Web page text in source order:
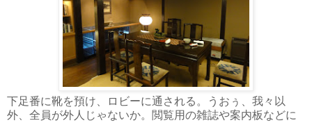
下足番に靴を預け、ロビーに通される。うおぅ、我々以
外、全員が外人じゃないか。閲覧用の雑誌や案内板などに